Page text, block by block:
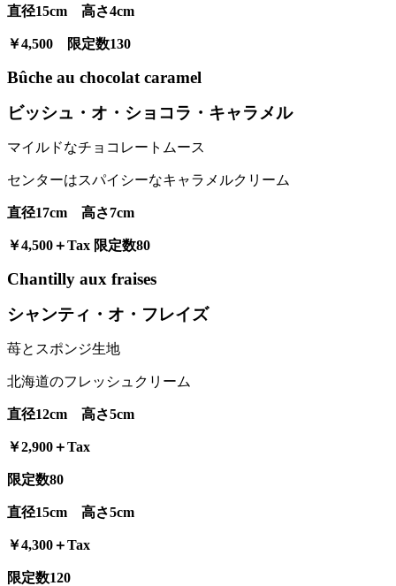
直径15cm 高さ4cm
￥4,500 限定数130
Bûche au chocolat caramel
ビッシュ・オ・ショコラ・キャラメル
マイルドなチョコレートムース
センターはスパイシーなキャラメルクリーム
直径17cm 高さ7cm
￥4,500＋Tax 限定数80
Chantilly aux fraises
シャンティ・オ・フレイズ
苺とスポンジ生地
北海道のフレッシュクリーム
直径12cm 高さ5cm
￥2,900＋Tax
限定数80
直径15cm 高さ5cm
￥4,300＋Tax
限定数120